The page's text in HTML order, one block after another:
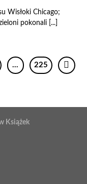
Wisłoki Chicago;
pokonali [...]
… 225
Książek